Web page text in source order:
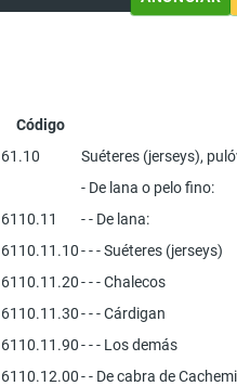
Código
61.10
Suéteres (jerseys),
- De lana o pelo fino:
6110.11
- - De lana:
6110.11.10- - ­- Suéteres (jerseys)
6110.11.20- - ­- Chalecos
6110.11.30- - - Cárdigan
6110.11.90- - ­- Los demás
6110.12.00- - De cabra de